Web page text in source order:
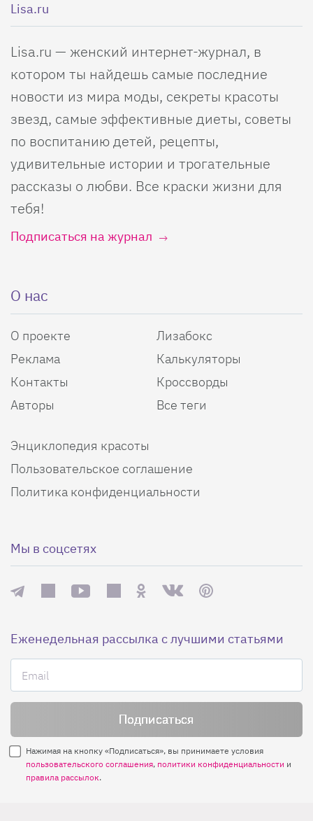
Lisa.ru
Lisa.ru — женский интернет-журнал, в
котором ты найдешь самые последние
новости из мира моды, секреты красоты
звезд, самые эффективные диеты, советы
по воспитанию детей, рецепты,
удивительные истории и трогательные
рассказы о любви. Все краски жизни для
тебя!
Подписаться на журнал
О нас
О проекте
Реклама
Контакты
Авторы
Лизабокс
Калькуляторы
Кроссворды
Все теги
Энциклопедия красоты
Пользовательское соглашение
Политика конфиденциальности
Мы в соцсетях
Еженедельная рассылка с лучшими статьями
Нажимая на кнопку «Подписаться», вы принимаете условия
пользовательского соглашения, политики конфиденциальности и
правила рассылок.